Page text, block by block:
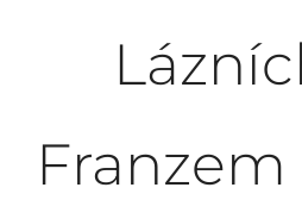
Franzem